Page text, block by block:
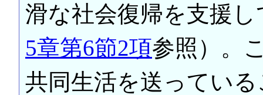
滑な社会復帰を支援
5章第6節2項参照）。
共同生活を送ってい